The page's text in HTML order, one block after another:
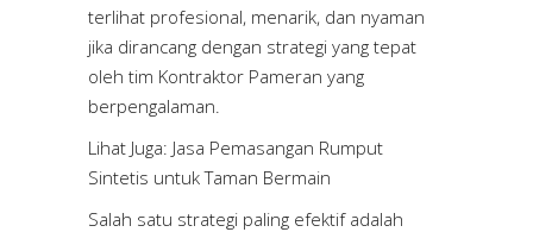
terlihat profesional, menarik, dan nyaman
jika dirancang dengan strategi yang tepat
oleh tim Kontraktor Pameran yang
berpengalaman.
Lihat Juga: Jasa Pemasangan Rumput
Sintetis untuk Taman Bermain
Salah satu strategi paling efektif adalah